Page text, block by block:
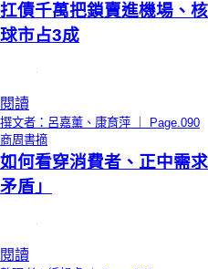
扛債千萬把鎖賣進機場、
球市占3成
閱讀
撰文者：呂嘉薰、康育萍 ｜ Page.090
商周書摘
如何看穿消費者、正中需
矛盾」
閱讀